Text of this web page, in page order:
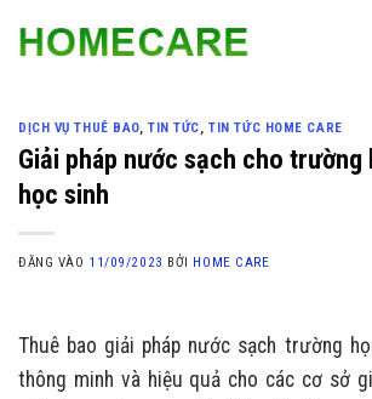
qua
DỊCH VỤ THUÊ BAO,TIN TỨC,TIN TỨC HOME CARE
Giải pháp nước sạch cho trường
học sinh
ĐĂNG VÀO 11/09/2023 BỞI HOME CARE
Thuê bao giải pháp nước sạch trường
thông minh và hiệu quả cho các cơ sở